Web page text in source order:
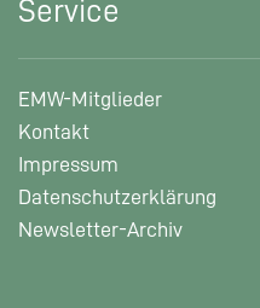
Service
EMW-Mitglieder
Kontakt
Impressum
Datenschutzerklärung
Newsletter-Archiv